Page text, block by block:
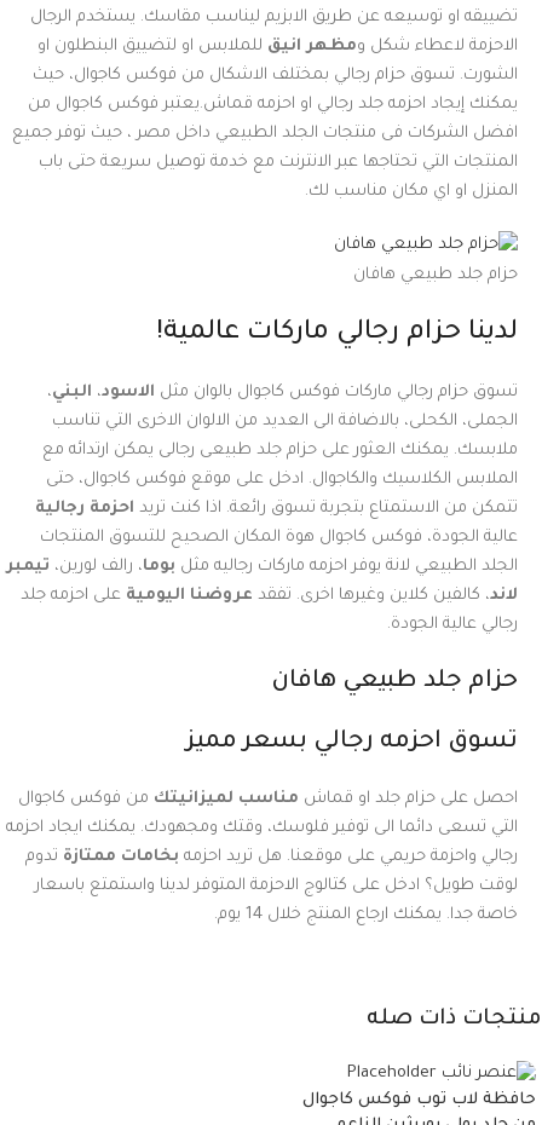
تضييقه او توسيعه عن طريق الابزيم ليناسب مقاسك. يستخدم الرجال
الاحزمة لاعطاء شكل ومظهر انيق للملابس او لتضييق البنطلون او
الشورت. تسوق حزام رجالي بمختلف الاشكال من فوكس كاجوال، حيث
يمكنك إيجاد احزمه جلد رجالي او احزمه قماش.يعتبر فوكس كاجوال من
افضل الشركات فى منتجات الجلد الطبيعي داخل مصر ، حيث توفر جميع
المنتجات التي تحتاجها عبر الانترنت مع خدمة توصيل سريعة حتى باب
المنزل او اي مكان مناسب لك.
حزام جلد طبيعي هافان
لدينا حزام رجالي ماركات عالمية!
تسوق حزام رجالي ماركات فوكس كاجوال بالوان مثل الاسود، البني،
الجملى، الكحلى، بالاضافة الى العديد من الالوان الاخرى التي تناسب
ملابسك. يمكنك العثور على حزام جلد طبيعى رجالى يمكن ارتدائه مع
الملابس الكلاسيك والكاجوال. ادخل على موقع فوكس كاجوال، حتى
تتمكن من الاستمتاع بتجربة تسوق رائعة. اذا كنت تريد احزمة رجالية
عالية الجودة، فوكس كاجوال هوة المكان الصحيح للتسوق المنتجات
الجلد الطبيعي لانة يوفر احزمه ماركات رجاليه مثل بوما، رالف لورين، تيمبر
لاند، كالفين كلاين وغيرها اخرى. تفقد عروضنا اليومية على احزمه جلد
رجالي عالية الجودة.
حزام جلد طبيعي هافان
تسوق احزمه رجالي بسعر مميز
احصل على حزام جلد او قماش مناسب لميزانيتك من فوكس كاجوال
التي تسعى دائما الى توفير فلوسك، وقتك ومجهودك. يمكنك ايجاد احزمه
رجالي واحزمة حريمي على موقعنا. هل تريد احزمه بخامات ممتازة تدوم
لوقت طويل؟ ادخل على كتالوج الاحزمة المتوفر لدينا واستمتع باسعار
خاصة جدا. يمكنك ارجاع المنتج خلال 14 يوم.
منتجات ذات صله
حافظة لاب توب فوكس كاجوال